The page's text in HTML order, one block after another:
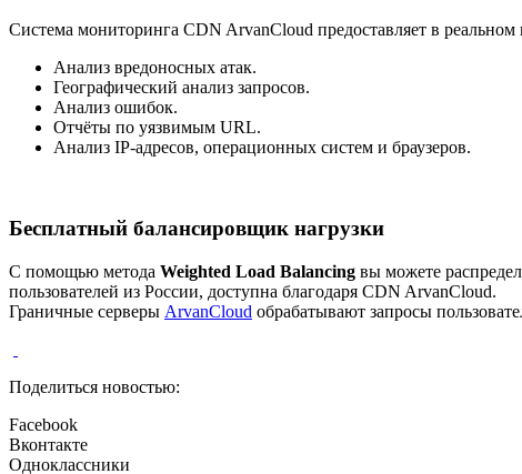
Система мониторинга CDN ArvanCloud предоставляет в
Анализ вредоносных атак.
Географический анализ запросов.
Анализ ошибок.
Отчёты по уязвимым URL.
Анализ IP-адресов, операционных систем и браузеров.
Бесплатный балансировщик нагрузки
С помощью метода Weighted Load Balancing вы можете
пользователей из России, доступна благодаря CDN ArvanCloud.
Граничные серверы ArvanCloud обрабатывают запросы
Поделиться новостью:
Facebook
Вконтакте
Одноклассники